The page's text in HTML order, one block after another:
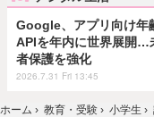
Google、アプリ向け年
APIを年内に世界展開…
者保護を強化
2026.7.31 Fri 13:45
ホーム › 教育・受験 › 小学生 ›